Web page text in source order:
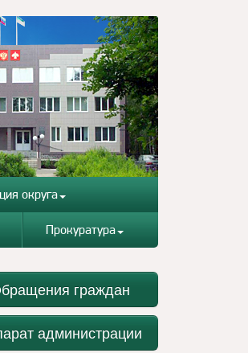
округа
Прокуратура
граждан
администрации